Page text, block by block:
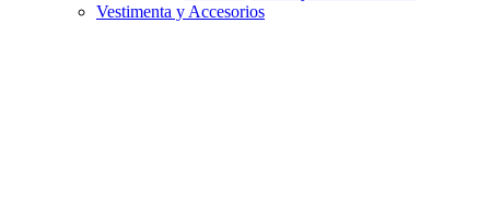
Vestimenta y Accesorios